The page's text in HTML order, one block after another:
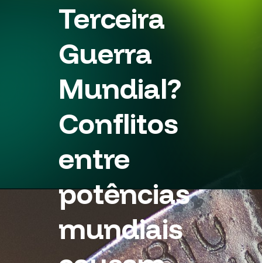
Terceira
Guerra
Mundial?
Conflitos
entre
potências
mundiais